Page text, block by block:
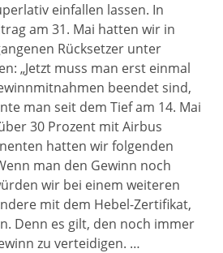
einfallen lassen. In
am 31. Mai hatten wir in
Rücksetzer unter
„Jetzt muss man erst einmal
beendet sind,
man seit dem Tief am 14. Mai
30 Prozent mit Airbus
hatten wir folgenden
man den Gewinn noch
wir bei einem weiteren
mit dem Hebel-Zertifikat,
Denn es gilt, den noch immer
zu verteidigen. …